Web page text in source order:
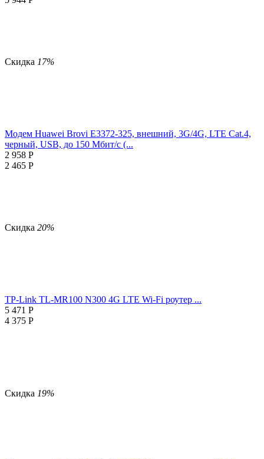
Скидка 17%
Модем Huawei Brovi E3372-325, внешний, 3G/4G, LTE Cat.4,
черный, USB, до 150 Мбит/с (...
2 958 Р
2 465 Р
Скидка 20%
TP-Link TL-MR100 N300 4G LTE Wi-Fi роутер ...
5 471 Р
4 375 Р
Скидка 19%